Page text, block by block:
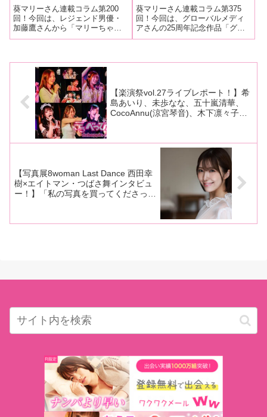
から「マリーちゃん。台湾
で面白い事やろーよ」とお
誘いを受け、範田紗々ちゃ
ん＆怖い物知らずな現役風
を連れて台湾へ！
葵マリーさん連載コラム第200
回！今回は、レジェンド男優・
加藤鷹さんから「マリーちゃ
ん。台湾で面白い事やろーよ」
嬢・山村茜ちゃんの２人を連れ
て台湾へ！ その様子をお届け
します！■マリーさ
作品「淫習村に嫁いで来た
若妻と優しく絡み合う村女
の淫靡で濃厚なレズ
SEX…… 川上ゆう・音琴
ト！
葵マリーさん連載コラム第375
回！今回は、グローバルメディ
アさんの25周年記念作品「グロ
ーバルメディア25周年記念特別
【楽演祭vol.27ライブレポート！】希
島あいり、未歩なな、五十嵐清華、
CocoAnnu(涼宮琴音)、木下凛々子、
彩る
【写真展8woman Last Dance 西田幸
樹×エイトマン・つばさ舞インタビュ
ー！】「私の写真を買ってくださった
言ってくれたんです」